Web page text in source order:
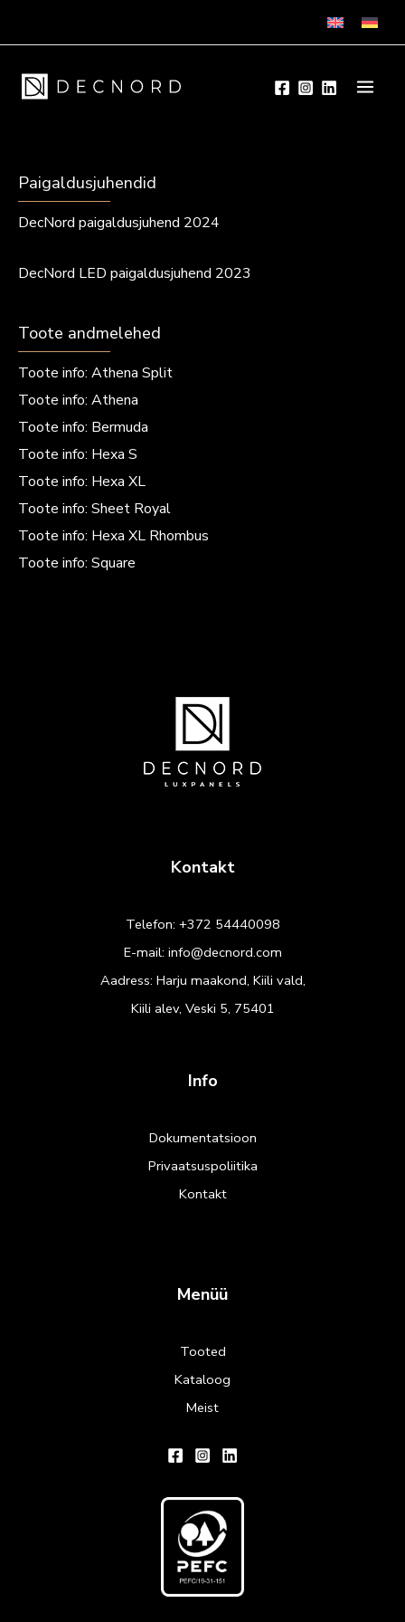
to
Paigaldusjuhendid
DecNord paigaldusjuhend 2024
DecNord LED paigaldusjuhend 2023
Toote andmelehed
Toote info: Athena Split
Toote info: Athena
Toote info: Bermuda
Toote info: Hexa S
Toote info: Hexa XL
Toote info: Sheet Royal
Toote info: Hexa XL Rhombus
Toote info: Square
Kontakt
Telefon: +372 54440098
E-mail: info@decnord.com
Aadress: Harju maakond, Kiili vald,
Kiili alev, Veski 5, 75401
Info
Dokumentatsioon
Privaatsuspoliitika
Kontakt
Menüü
Tooted
Kataloog
Meist